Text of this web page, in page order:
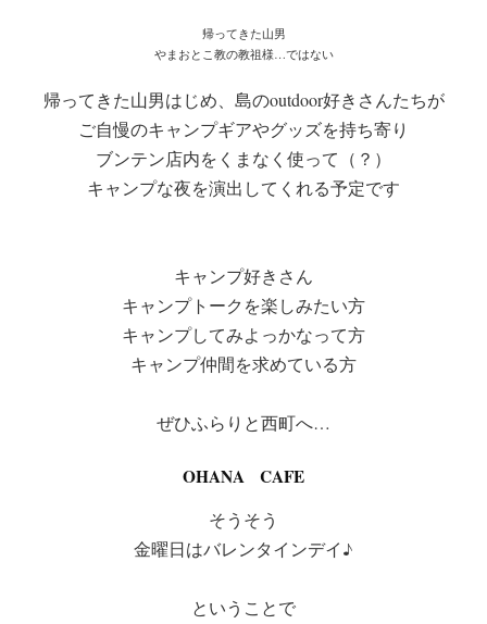
帰ってきた山男
やまおとこ教の教祖様…ではない
帰ってきた山男はじめ、島のoutdoor好きさんたちが
ご自慢のキャンプギアやグッズを持ち寄り
ブンテン店内をくまなく使って（？）
キャンプな夜を演出してくれる予定です
キャンプ好きさん
キャンプトークを楽しみたい方
キャンプしてみよっかなって方
キャンプ仲間を求めている方
ぜひふらりと西町へ…
OHANA CAFE
そうそう
金曜日はバレンタインデイ♪
ということで